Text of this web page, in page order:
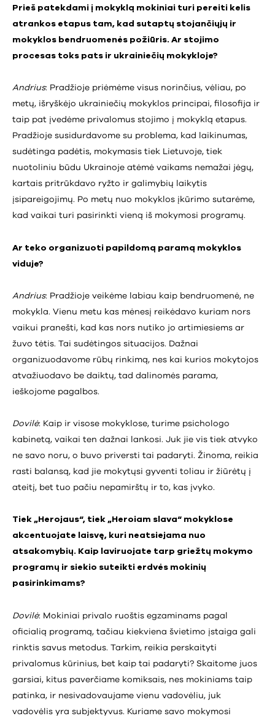
Prieš patekdami į mokyklą mokiniai turi pereiti kelis
atrankos etapus tam, kad sutaptų stojančiųjų ir
mokyklos bendruomenės požiūris. Ar stojimo
procesas toks pats ir ukrainiečių mokykloje?
Andrius: Pradžioje priėmėme visus norinčius, vėliau, po
metų, išryškėjo ukrainiečių mokyklos principai, filosofija ir
taip pat įvedėme privalomus stojimo į mokyklą etapus.
Pradžioje susidurdavome su problema, kad laikinumas,
sudėtinga padėtis, mokymasis tiek Lietuvoje, tiek
nuotoliniu būdu Ukrainoje atėmė vaikams nemažai jėgų,
kartais pritrūkdavo ryžto ir galimybių laikytis
įsipareigojimų. Po metų nuo mokyklos įkūrimo sutarėme,
kad vaikai turi pasirinkti vieną iš mokymosi programų.
Ar teko organizuoti papildomą paramą mokyklos
viduje?
Andrius: Pradžioje veikėme labiau kaip bendruomenė, ne
mokykla. Vienu metu kas mėnesį reikėdavo kuriam nors
vaikui pranešti, kad kas nors nutiko jo artimiesiems ar
žuvo tėtis. Tai sudėtingos situacijos. Dažnai
organizuodavome rūbų rinkimą, nes kai kurios mokytojos
atvažiuodavo be daiktų, tad dalinomės parama,
ieškojome pagalbos.
Dovilė: Kaip ir visose mokyklose, turime psichologo
kabinetą, vaikai ten dažnai lankosi. Juk jie vis tiek atvyko
ne savo noru, o buvo priversti tai padaryti. Žinoma, reikia
rasti balansą, kad jie mokytųsi gyventi toliau ir žiūrėtų į
ateitį, bet tuo pačiu nepamirštų ir to, kas įvyko.
Tiek „Herojaus“, tiek „Heroiam slava“ mokyklose
akcentuojate laisvę, kuri neatsiejama nuo
atsakomybių. Kaip laviruojate tarp griežtų mokymo
programų ir siekio suteikti erdvės mokinių
pasirinkimams?
Dovilė: Mokiniai privalo ruoštis egzaminams pagal
oficialią programą, tačiau kiekviena švietimo įstaiga gali
rinktis savus metodus. Tarkim, reikia perskaityti
privalomus kūrinius, bet kaip tai padaryti? Skaitome juos
garsiai, kitus paverčiame komiksais, nes mokiniams taip
patinka, ir nesivadovaujame vienu vadovėliu, juk
vadovėlis yra subjektyvus. Kuriame savo mokymosi